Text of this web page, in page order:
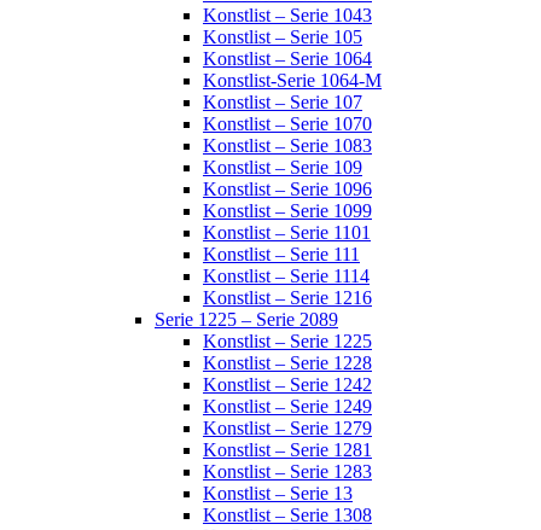
Konstlist – Serie 1043
Konstlist – Serie 105
Konstlist – Serie 1064
Konstlist-Serie 1064-M
Konstlist – Serie 107
Konstlist – Serie 1070
Konstlist – Serie 1083
Konstlist – Serie 109
Konstlist – Serie 1096
Konstlist – Serie 1099
Konstlist – Serie 1101
Konstlist – Serie 111
Konstlist – Serie 1114
Konstlist – Serie 1216
Serie 1225 – Serie 2089
Konstlist – Serie 1225
Konstlist – Serie 1228
Konstlist – Serie 1242
Konstlist – Serie 1249
Konstlist – Serie 1279
Konstlist – Serie 1281
Konstlist – Serie 1283
Konstlist – Serie 13
Konstlist – Serie 1308